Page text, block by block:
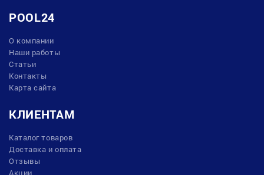
POOL24
О компании
Наши работы
Статьи
Контакты
Карта сайта
КЛИЕНТАМ
Каталог товаров
Доставка и оплата
Отзывы
Акции